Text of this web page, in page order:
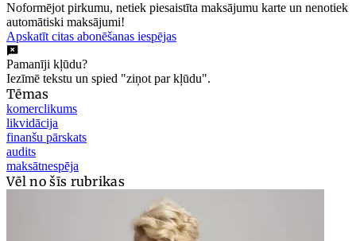
Noformējot pirkumu, netiek piesaistīta maksājumu karte un nenotiek
automātiski maksājumi!
Apskatīt citas abonēšanas iespējas
Pamanīji kļūdu?
Iezīmē tekstu un spied "ziņot par kļūdu".
Tēmas
komerclikums
likvidācija
finanšu pārskats
audits
maksātnespēja
Vēl no šīs rubrikas